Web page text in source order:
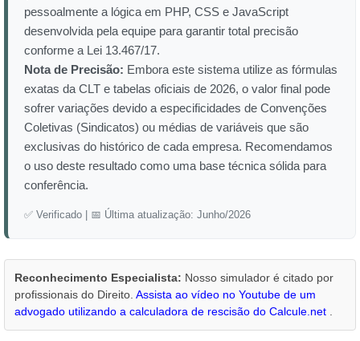
pessoalmente a lógica em PHP, CSS e JavaScript
desenvolvida pela equipe para garantir total precisão
conforme a Lei 13.467/17.
Nota de Precisão: Embora este sistema utilize as fórmulas
exatas da CLT e tabelas oficiais de 2026, o valor final pode
sofrer variações devido a especificidades de Convenções
Coletivas (Sindicatos) ou médias de variáveis que são
exclusivas do histórico de cada empresa. Recomendamos
o uso deste resultado como uma base técnica sólida para
conferência.
✅ Verificado 📅 Última atualização: Junho/2026
Reconhecimento Especialista: Nosso simulador é citado por
profissionais do Direito. Assista ao vídeo no Youtube de um
advogado utilizando a calculadora de rescisão do Calcule.net